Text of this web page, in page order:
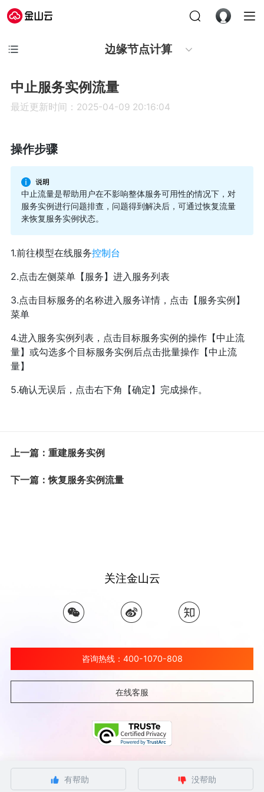
边缘节点计算
中止服务实例流量
最近更新时间：2025-04-09 20:16:04
操作步骤
中止流量是帮助用户在不影响整体服务可用性的情况下，对
服务实例进行问题排查，问题得到解决后，可通过恢复流量
来恢复服务实例状态。
1.前往模型在线服务控制台
2.点击左侧菜单【服务】进入服务列表
3.点击目标服务的名称进入服务详情，点击【服务实例】
菜单
4.进入服务实例列表，点击目标服务实例的操作【中止流
量】或勾选多个目标服务实例后点击批量操作【中止流
量】
5.确认无误后，点击右下角【确定】完成操作。
上一篇：重建服务实例
下一篇：恢复服务实例流量
有帮助 没帮助
关注金山云
咨询热线：400-1070-808
在线客服
©北京金山云网络技术有限公司 2026 Ksyun All Rights Reserved Kingsoft Corp.